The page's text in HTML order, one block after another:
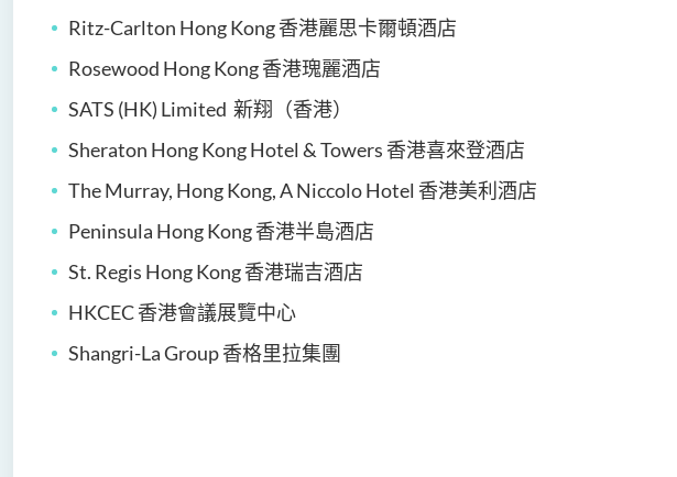
Ritz-Carlton Hong Kong香港麗思卡爾頓酒店
Rosewood Hong Kong香港瑰麗酒店
SATS (HK) Limited 新翔（香港）
Sheraton Hong Kong Hotel & Towers 香港喜來登酒店
The Murray, Hong Kong, A Niccolo Hotel 香港美利酒店
Peninsula Hong Kong香港半島酒店
St. Regis Hong Kong香港瑞吉酒店
HKCEC香港會議展覽中心
Shangri-La Group香格里拉集團